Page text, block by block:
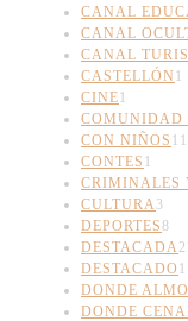
CANAL
CANAL
CANAL
CASTELLÓN 1
CINE1
COMUNIDAD
CON NIÑOS 11
CONTES 1
CRIMINALES
CULTURA3
DEPORTES8
DESTACADA
DESTACADO 11
DONDE
DONDE